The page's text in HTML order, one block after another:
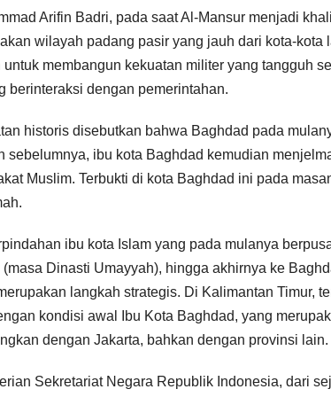
Arifin Badri, pada saat Al-Mansur menjadi
wilayah padang pasir yang jauh dari kota-
membangun kekuatan militer yang tangguh
berinteraksi dengan pemerintahan.
historis disebutkan bahwa Baghdad pada
sebelumnya, ibu kota Baghdad kemudian
Muslim. Terbukti di kota Baghdad ini pada
ibu kota Islam yang pada mulanya
Dinasti Umayyah), hingga akhirnya ke
langkah strategis. Di Kalimantan Timur,
kondisi awal Ibu Kota Baghdad, yang
dengan Jakarta, bahkan dengan provinsi lain.
Sekretariat Negara Republik Indonesia, dari